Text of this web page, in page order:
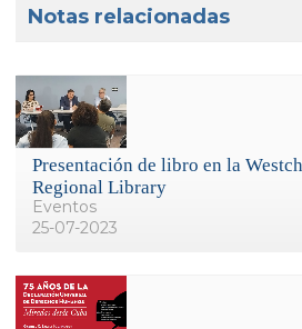
Notas relacionadas
Presentación de libro en la
Regional Library
Eventos
25-07-2023